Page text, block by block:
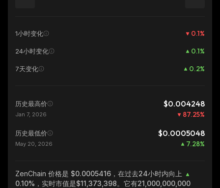
1小时变化 0.1%
24小时变化 0.1%
7天变化 0.2%
历史最高价 $0.004248
Jan 7, 2026 87.25%
历史最低价 $0.0005048
May 20, 2026 7.28%
ZenChain 价格是 $0.0005416，在过去24小时内向上
0.10% ，实时市值是$11,373,398。它有21,000,000,000